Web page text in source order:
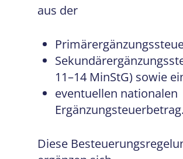
aus der
11–14 MinStG) sowie
eventuellen nationalen
Ergänzungsteuerbetrag.
Diese